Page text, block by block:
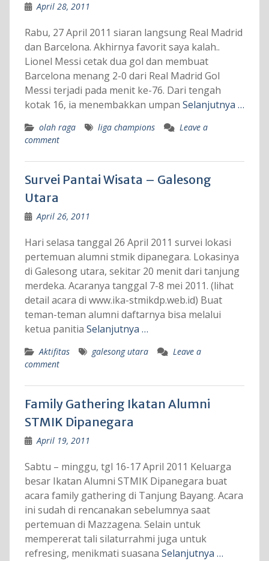
April 28, 2011
Rabu, 27 April 2011 siaran langsung Real Madrid
dan Barcelona. Akhirnya favorit saya kalah..
Lionel Messi cetak dua gol dan membuat
Barcelona menang 2-0 dari Real Madrid Gol
Messi terjadi pada menit ke-76. Dari tengah
kotak 16, ia menembakkan umpan Selanjutnya …
olah raga liga champions
Leave a
comment
Survei Pantai Wisata – Galesong
Utara
April 26, 2011
Hari selasa tanggal 26 April 2011 survei lokasi
pertemuan alumni stmik dipanegara. Lokasinya
di Galesong utara, sekitar 20 menit dari tanjung
merdeka. Acaranya tanggal 7-8 mei 2011. (lihat
detail acara di www.ika-stmikdp.web.id) Buat
teman-teman alumni daftarnya bisa melalui
ketua panitia Selanjutnya …
Aktifitas galesong utara
Leave a
comment
Family Gathering Ikatan Alumni
STMIK Dipanegara
April 19, 2011
Sabtu – minggu, tgl 16-17 April 2011 Keluarga
besar Ikatan Alumni STMIK Dipanegara buat
acara family gathering di Tanjung Bayang. Acara
ini sudah di rencanakan sebelumnya saat
pertemuan di Mazzagena. Selain untuk
mempererat tali silaturrahmi juga untuk
refresing, menikmati suasana Selanjutnya …